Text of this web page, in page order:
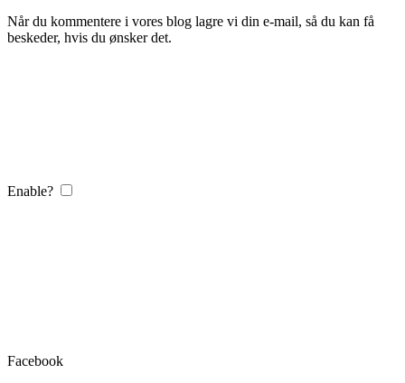
Når du kommentere i vores blog lagre vi din e-mail, så du kan få
beskeder, hvis du ønsker det.
Enable?
Facebook